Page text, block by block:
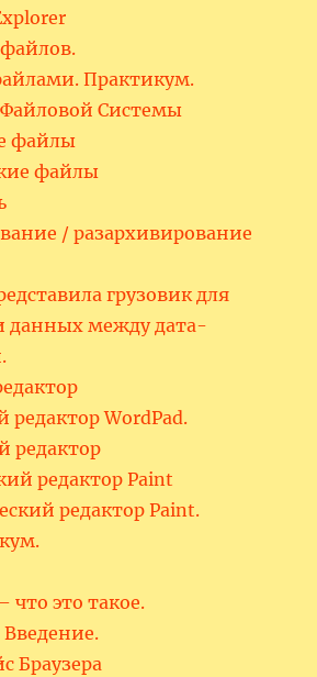
Практикум.
Системы
файлы
файлы
/ разархивирование
грузовик для
данных между дата-
редактор WordPad.
редактор
редактор Paint
редактор Paint.
что это такое.
Введение.
Браузера